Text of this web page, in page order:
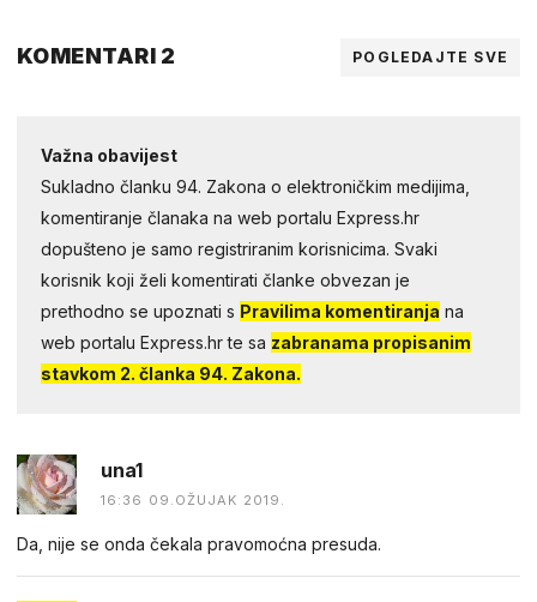
KOMENTARI 2 POGLEDAJTE SVE
Važna obavijest
Sukladno članku 94. Zakona o elektroničkim medijima,
komentiranje članaka na web portalu Express.hr
dopušteno je samo registriranim korisnicima. Svaki
korisnik koji želi komentirati članke obvezan je
prethodno se upoznati s Pravilima komentiranja na
web portalu Express.hr te sa zabranama propisanim
stavkom 2. članka 94. Zakona.
una1
16:36 09.OŽUJAK 2019.
Da, nije se onda čekala pravomoćna presuda.